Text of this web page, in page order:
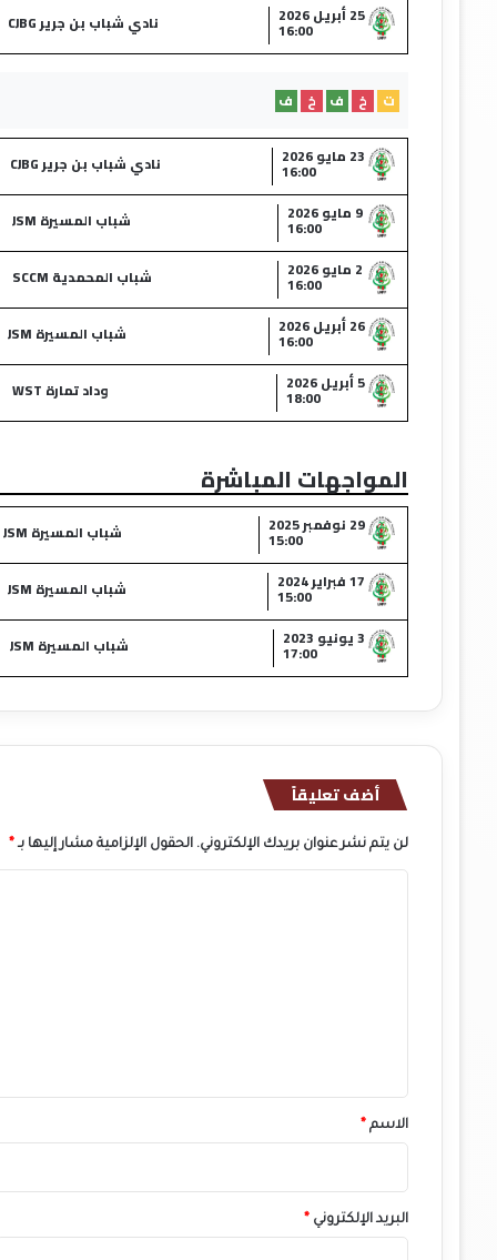
25 أبريل 2026
16:00 نادي شباب بن جرير CJBG
ت خ ف خ ف
23 مايو 2026
16:00
نادي شباب بن جرير CJBG
9 مايو 2026
16:00
شباب المسيرة JSM
2 مايو 2026
16:00
شباب المحمدية SCCM
26 أبريل 2026
16:00
شباب المسيرة JSM
5 أبريل 2026
18:00 وداد تمارة WST
المواجهات المباشرة
29 نوفمبر 2025
15:00
شباب المسيرة JSM
17 فبراير 2024
15:00
شباب المسيرة JSM
3 يونيو 2023
17:00 شباب المسيرة JSM
أضف تعليقاً
لن يتم نشر عنوان بريدك الإلكتروني. الحقول الإلزامية مشار إليها بـ *
*
الاسم *
البريد الإلكتروني *